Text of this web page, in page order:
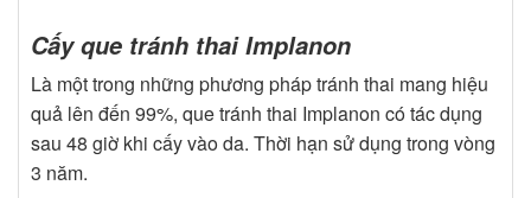
Cấy que tránh thai Implanon
Là một trong những phương pháp tránh thai mang hiệu
quả lên đến 99%, que tránh thai Implanon có tác dụng
sau 48 giờ khi cấy vào da. Thời hạn sử dụng trong vòng
3 năm.